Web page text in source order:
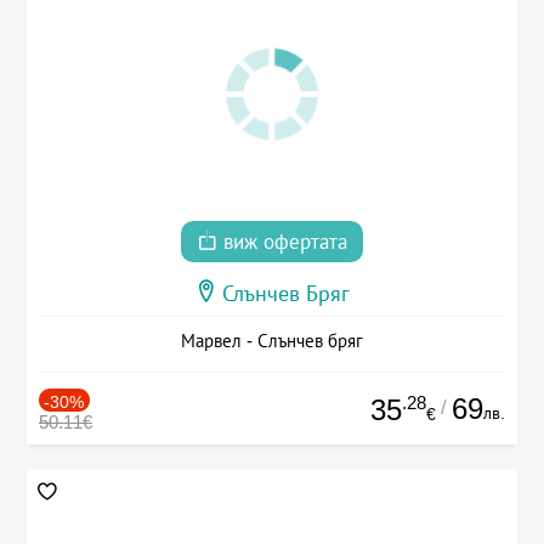
виж офертата
Слънчев Бряг
Марвел - Слънчев бряг
-30%
50.11€ 35.28
€ / 69лв.